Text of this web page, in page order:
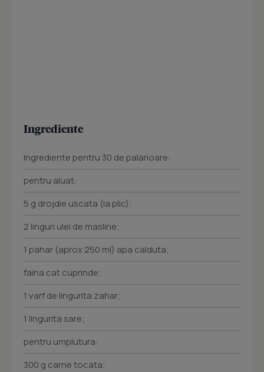
Ingrediente
Ingrediente pentru 30 de palarioare:
pentru aluat:
5 g drojdie uscata (la plic);
2 linguri ulei de masline;
1 pahar (aprox 250 ml) apa calduta;
faina cat cuprinde;
1 varf de lingurita zahar;
1 lingurita sare;
pentru umplutura:
300 g carne tocata;